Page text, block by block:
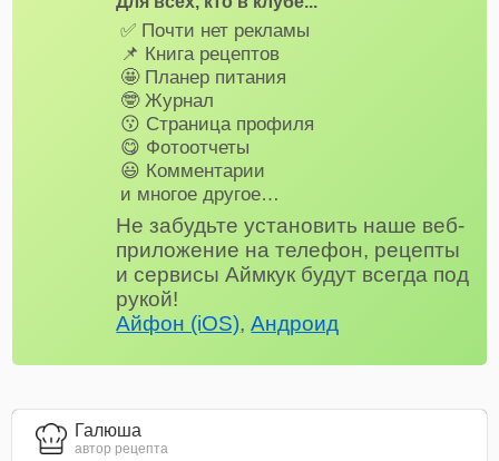
✅ Почти нет рекламы
📌 Книга рецептов
🤩 Планер питания
🤓 Журнал
😗 Страница профиля
😋 Фотоотчеты
😃 Комментарии
и многое другое…
Не забудьте установить наше веб-
приложение на телефон, рецепты
и сервисы Аймкук будут всегда под
рукой!
Айфон (iOS),Андроид
Галюша
автор рецепта